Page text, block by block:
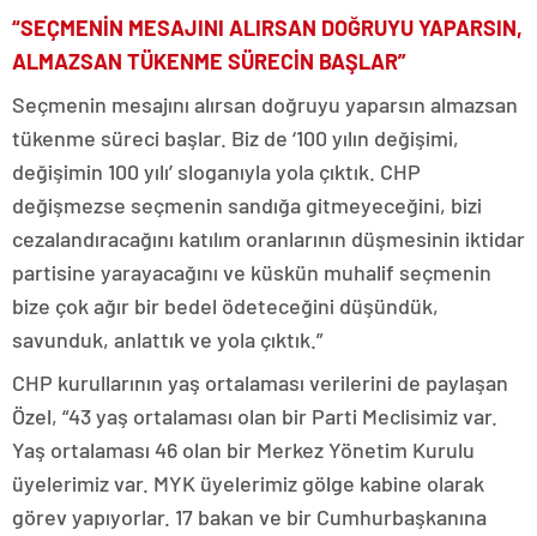
“SEÇMENİN MESAJINI ALIRSAN DOĞRUYU YAPARSIN,
ALMAZSAN TÜKENME SÜRECİN BAŞLAR”
Seçmenin mesajını alırsan doğruyu yaparsın almazsan
tükenme süreci başlar. Biz de ‘100 yılın değişimi,
değişimin 100 yılı’ sloganıyla yola çıktık. CHP
değişmezse seçmenin sandığa gitmeyeceğini, bizi
cezalandıracağını katılım oranlarının düşmesinin iktidar
partisine yarayacağını ve küskün muhalif seçmenin
bize çok ağır bir bedel ödeteceğini düşündük,
savunduk, anlattık ve yola çıktık.”
CHP kurullarının yaş ortalaması verilerini de paylaşan
Özel, “43 yaş ortalaması olan bir Parti Meclisimiz var.
Yaş ortalaması 46 olan bir Merkez Yönetim Kurulu
üyelerimiz var. MYK üyelerimiz gölge kabine olarak
görev yapıyorlar. 17 bakan ve bir Cumhurbaşkanına